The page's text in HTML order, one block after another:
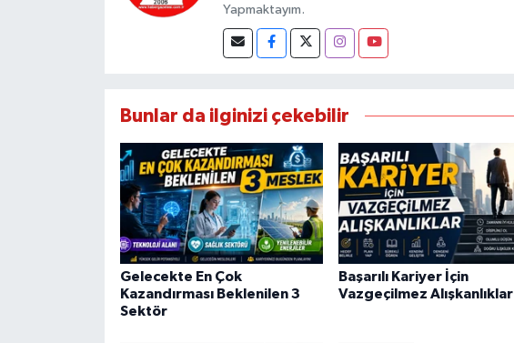
Yapmaktayım.
Bunlar da ilginizi çekebilir
Gelecekte En Çok
Kazandırması Beklenilen 3
Sektör
Başarılı Kariyer İçin
Vazgeçilmez Alışkanlıklar